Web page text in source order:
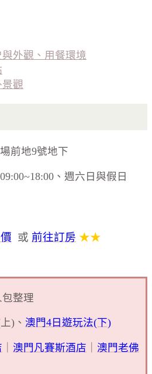
外觀、用餐環境
觀
前地9號地下
、週六日與假日
或 前往訂房 ★★
整理
)、 澳門4日遊玩法(下)
澳門凡賽斯酒店
澳門老佛